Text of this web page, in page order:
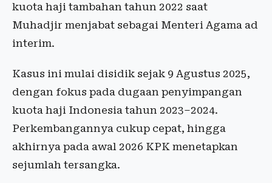
kuota haji tambahan tahun 2022 saat
Muhadjir menjabat sebagai Menteri Agama ad
interim.
Kasus ini mulai disidik sejak 9 Agustus 2025,
dengan fokus pada dugaan penyimpangan
kuota haji Indonesia tahun 2023–2024.
Perkembangannya cukup cepat, hingga
akhirnya pada awal 2026 KPK menetapkan
sejumlah tersangka.